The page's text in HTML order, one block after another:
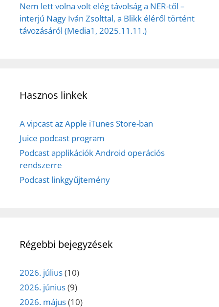
Nem lett volna volt elég távolság a NER-től –
interjú Nagy Iván Zsolttal, a Blikk éléről történt
távozásáról (Media1, 2025.11.11.)
Hasznos linkek
A vipcast az Apple iTunes Store-ban
Juice podcast program
Podcast applikációk Android operációs
rendszerre
Podcast linkgyűjtemény
Régebbi bejegyzések
2026. július(10)
2026. június(9)
2026. május(10)